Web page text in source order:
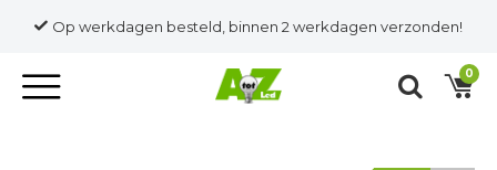
Op werkdagen besteld, binnen 2 werkdagen verzonden!
0